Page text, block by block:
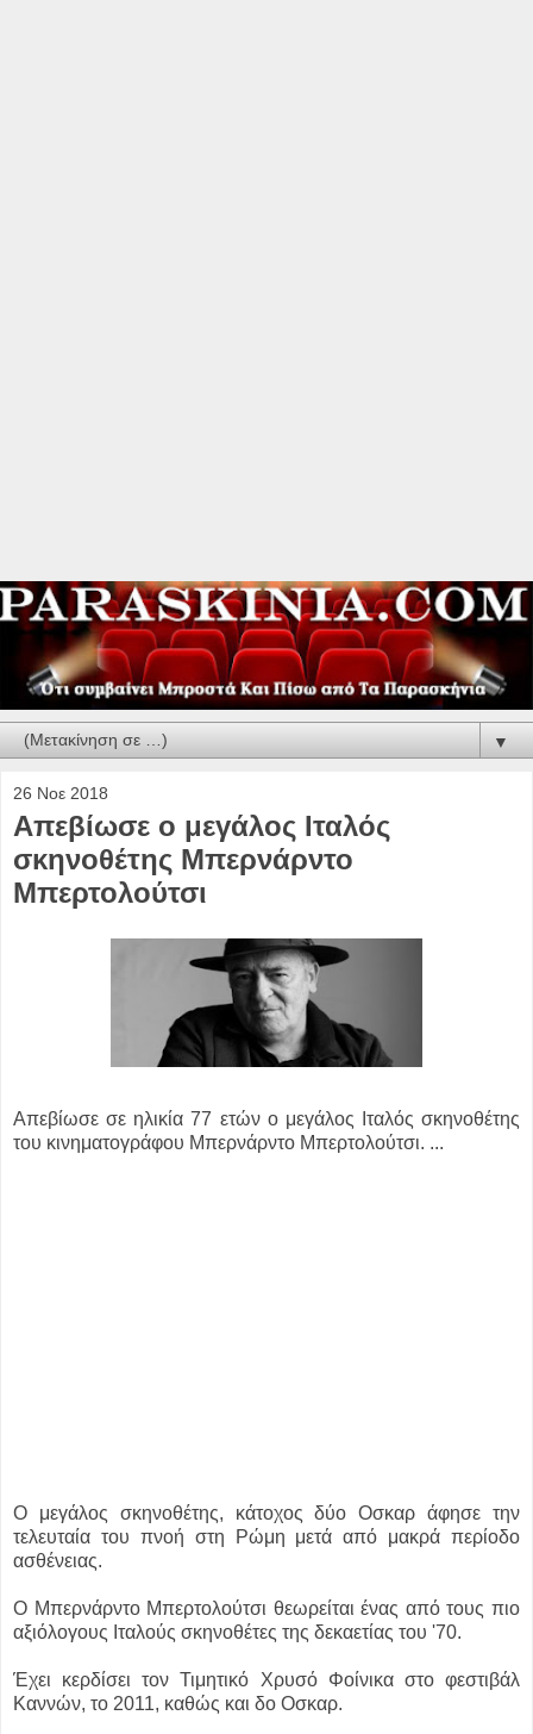
▼
26 Νοε 2018
Απεβίωσε ο μεγάλος Ιταλός
σκηνοθέτης Μπερνάρντο
Μπερτολούτσι
Απεβίωσε σε ηλικία 77 ετών ο μεγάλος Ιταλός σκηνοθέτης
του κινηματογράφου Μπερνάρντο Μπερτολούτσι. ...
Ο μεγάλος σκηνοθέτης, κάτοχος δύο Οσκαρ άφησε την
τελευταία του πνοή στη Ρώμη μετά από μακρά περίοδο
ασθένειας.
Ο Μπερνάρντο Μπερτολούτσι θεωρείται ένας από τους πιο
αξιόλογους Ιταλούς σκηνοθέτες της δεκαετίας του '70.
Έχει κερδίσει τον Τιμητικό Χρυσό Φοίνικα στο φεστιβάλ
Καννών, το 2011, καθώς και δο Οσκαρ.